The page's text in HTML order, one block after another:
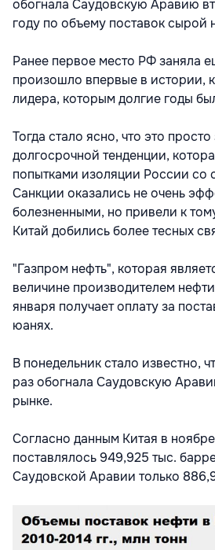
обогнала Саудовскую Аравию
году по объему поставок сырой
Ранее первое место РФ заняла
произошло впервые в истории,
лидера, которым долгие годы
Тогда стало ясно, что это просто
долгосрочной тенденции,
попытками изоляции России со
Санкции оказались не очень
болезненными, но привели к
Китай добились более тесных
"Газпром нефть", которая
величине производителем
января получает оплату за
юанях.
В понедельник стало известно,
раз обогнала Саудовскую
рынке.
Согласно данным Китая в
поставлялось 949,925 тыс.
Саудовской Аравии только